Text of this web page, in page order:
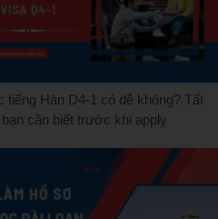
tiếng Hàn D4-1 có dễ không? Tất
cần biết trước khi apply